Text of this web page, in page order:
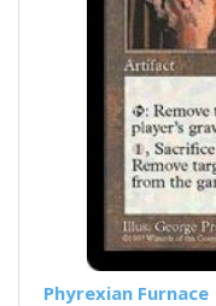
Phyrexian Furnace